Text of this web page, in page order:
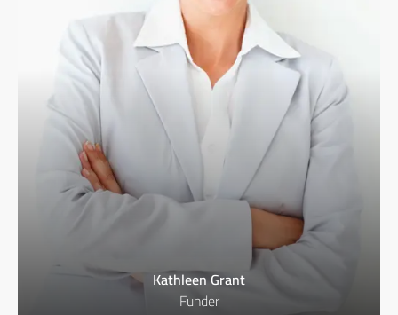
Kathleen Grant
Funder